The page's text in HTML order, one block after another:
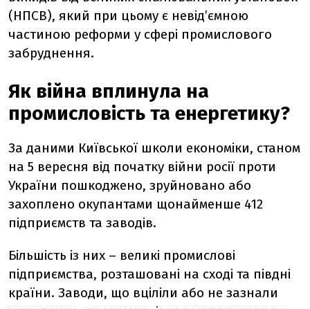
(НПСВ), який при цьому є невід’ємною
частиною реформи у сфері промислового
забруднення.
Як війна вплинула на
промисловість та енергетику?
За даними Київської школи економіки, станом
на 5 вересня від початку війни росії проти
України пошкоджено, зруйновано або
захоплено окупантами щонайменше 412
підприємств та заводів.
Більшість із них – великі промислові
підприємства, розташовані на сході та півдні
країни. Заводи, що вціліли або не зазнали